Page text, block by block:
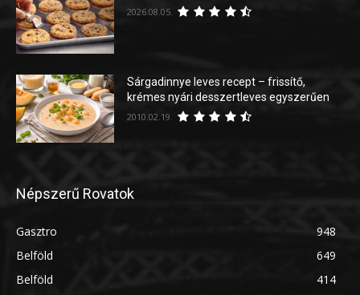
2026.08.05.
Sárgadinnye leves recept – frissítő,
krémes nyári desszertleves egyszerűen
2010.02.19.
Népszerű Rovatok
Gasztro
948
Belföld
649
Belföld
414